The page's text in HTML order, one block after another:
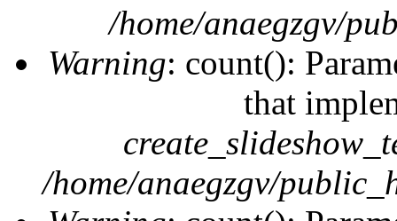
/home/anaegzgv/
Warning: count():
that
/home/anaegzgv/